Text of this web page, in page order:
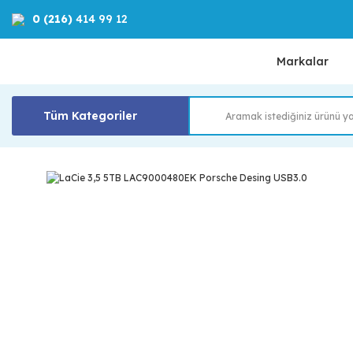
0 (216) 414 99 12
Markalar
Tüm Kategoriler